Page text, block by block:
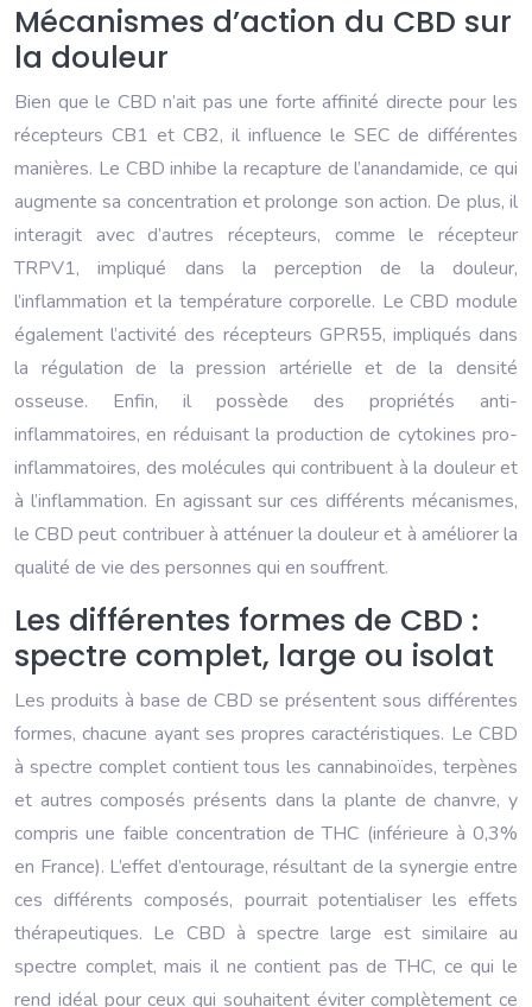
Mécanismes d’action du CBD sur
la douleur
Bien que le CBD n’ait pas une forte affinité directe pour les
récepteurs CB1 et CB2, il influence le SEC de différentes
manières. Le CBD inhibe la recapture de l’anandamide, ce qui
augmente sa concentration et prolonge son action. De plus, il
interagit avec d’autres récepteurs, comme le récepteur
TRPV1, impliqué dans la perception de la douleur,
l’inflammation et la température corporelle. Le CBD module
également l’activité des récepteurs GPR55, impliqués dans
la régulation de la pression artérielle et de la densité
osseuse. Enfin, il possède des propriétés anti-
inflammatoires, en réduisant la production de cytokines pro-
inflammatoires, des molécules qui contribuent à la douleur et
à l’inflammation. En agissant sur ces différents mécanismes,
le CBD peut contribuer à atténuer la douleur et à améliorer la
qualité de vie des personnes qui en souffrent.
Les différentes formes de CBD :
spectre complet, large ou isolat
Les produits à base de CBD se présentent sous différentes
formes, chacune ayant ses propres caractéristiques. Le CBD
à spectre complet contient tous les cannabinoïdes, terpènes
et autres composés présents dans la plante de chanvre, y
compris une faible concentration de THC (inférieure à 0,3%
en France). L’effet d’entourage, résultant de la synergie entre
ces différents composés, pourrait potentialiser les effets
thérapeutiques. Le CBD à spectre large est similaire au
spectre complet, mais il ne contient pas de THC, ce qui le
rend idéal pour ceux qui souhaitent éviter complètement ce